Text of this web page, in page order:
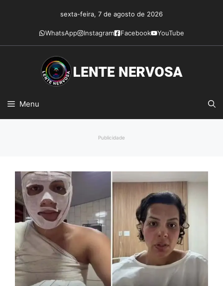
conteúdo
sexta-feira, 7 de agosto de 2026
WhatsApp Instagram Facebook YouTube
Menu
Publicidade